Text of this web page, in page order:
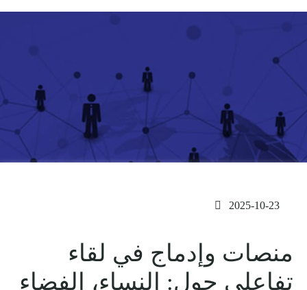
2025-10-23
منصات وإدماج في لقاء
تفاعلي حول: النساء، الفضاء